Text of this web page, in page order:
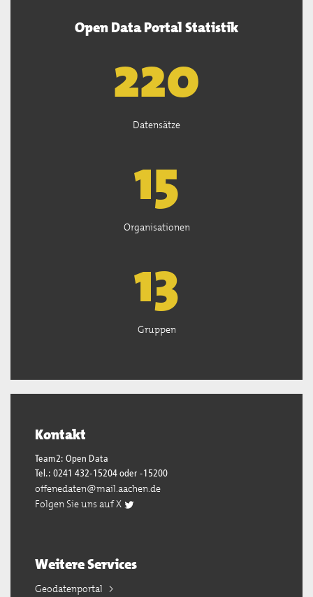
Open Data Portal Statistik
222
Datensätze
15
Organisationen
13
Gruppen
Kontakt
Team2: Open Data
Tel.: 0241 432-15204 oder -15200
offenedaten@mail.aachen.de
Folgen Sie uns auf X
Weitere Services
Geodatenportal